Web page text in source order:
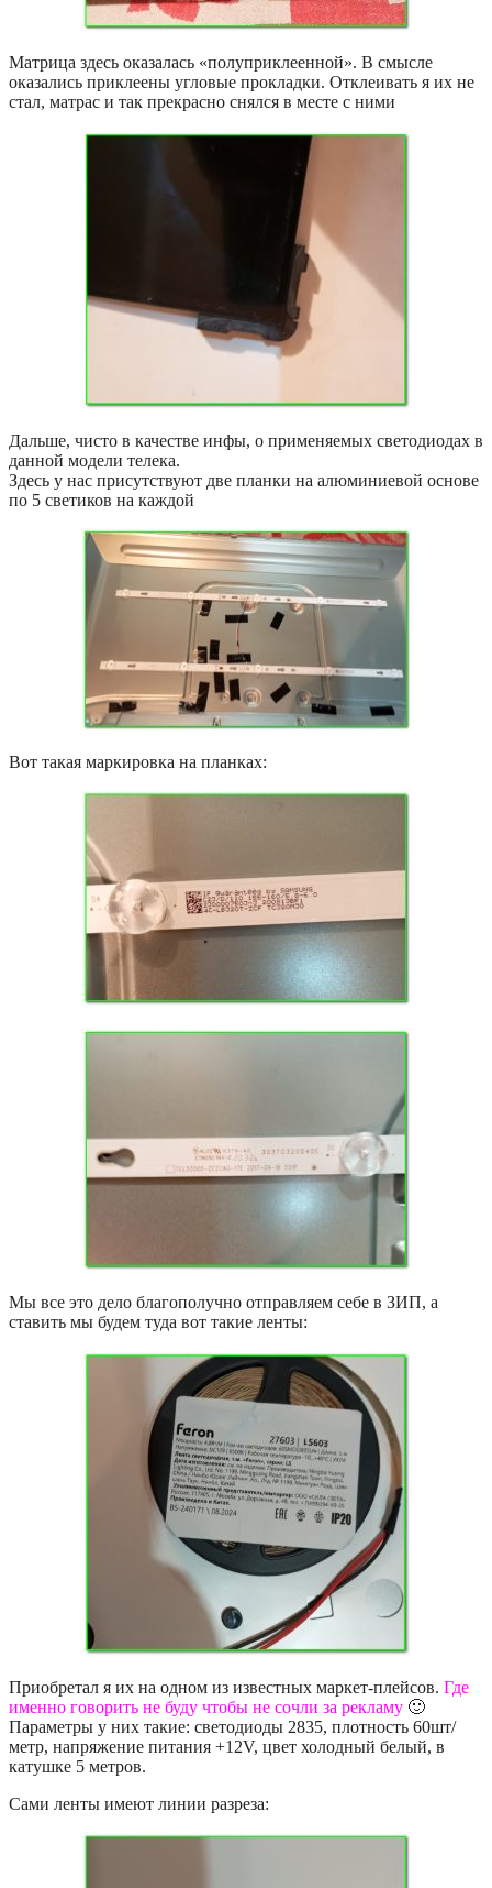
Матрица здесь оказалась «полуприклеенной». В смысле
оказались приклеены угловые прокладки. Отклеивать я их не
стал, матрас и так прекрасно снялся в месте с ними
Дальше, чисто в качестве инфы, о применяемых светодиодах в
данной модели телека.
Здесь у нас присутствуют две планки на алюминиевой основе
по 5 светиков на каждой
Вот такая маркировка на планках:
Мы все это дело благополучно отправляем себе в ЗИП, а
ставить мы будем туда вот такие ленты:
Приобретал я их на одном из известных маркет-плейсов. Где
именно говорить не буду чтобы не сочли за рекламу 🙂
Параметры у них такие: светодиоды 2835, плотность 60шт/
метр, напряжение питания +12V, цвет холодный белый, в
катушке 5 метров.
Сами ленты имеют линии разреза: